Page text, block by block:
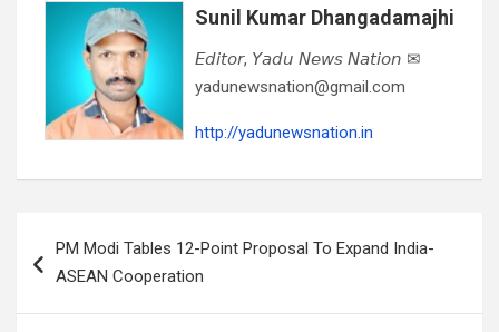
Sunil Kumar Dhangadamajhi
𝘌𝘥𝘪𝘵𝘰𝘳, 𝘠𝘢𝘥𝘶 𝘕𝘦𝘸𝘴 𝘕𝘢𝘵𝘪𝘰𝘯 ✉
yadunewsnation@gmail.com
http://yadunewsnation.in
navigation
PM Modi Tables 12-Point Proposal To Expand India-
ASEAN Cooperation